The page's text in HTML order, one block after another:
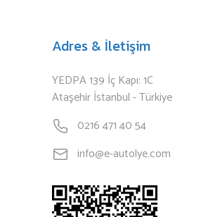
Adres & İletişim
YEDPA 139 İç Kapı: 1C
Ataşehir İstanbul - Türkiye
0216 471 40 54
info@e-autolye.com